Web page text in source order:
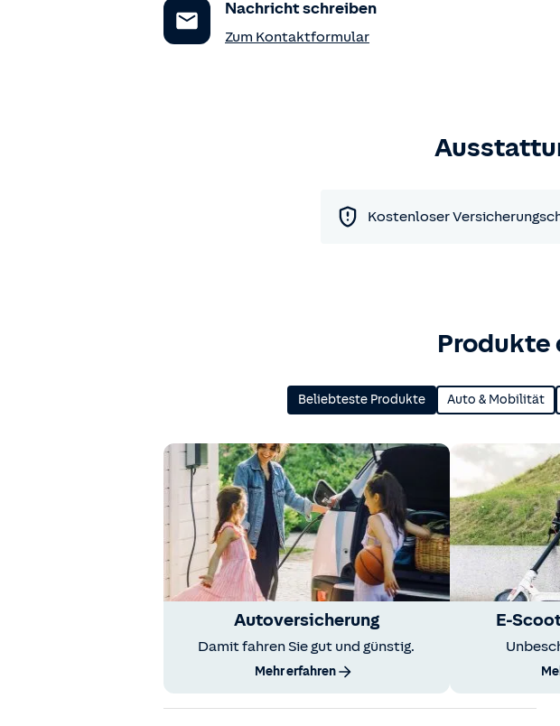
Nachricht schreiben
Zum Kontaktformular
Kostenloser
Produkte
Beliebteste Produkte Auto & Mobilität
Autoversicherung
Damit fahren Sie gut und günstig.
Mehr erfahren
E-